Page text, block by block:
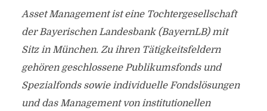
Asset Management ist eine Tochtergesellschaft
der Bayerischen Landesbank (BayernLB) mit
Sitz in München. Zu ihren Tätigkeitsfeldern
gehören geschlossene Publikumsfonds und
Spezialfonds sowie individuelle Fondslösungen
und das Management von institutionellen